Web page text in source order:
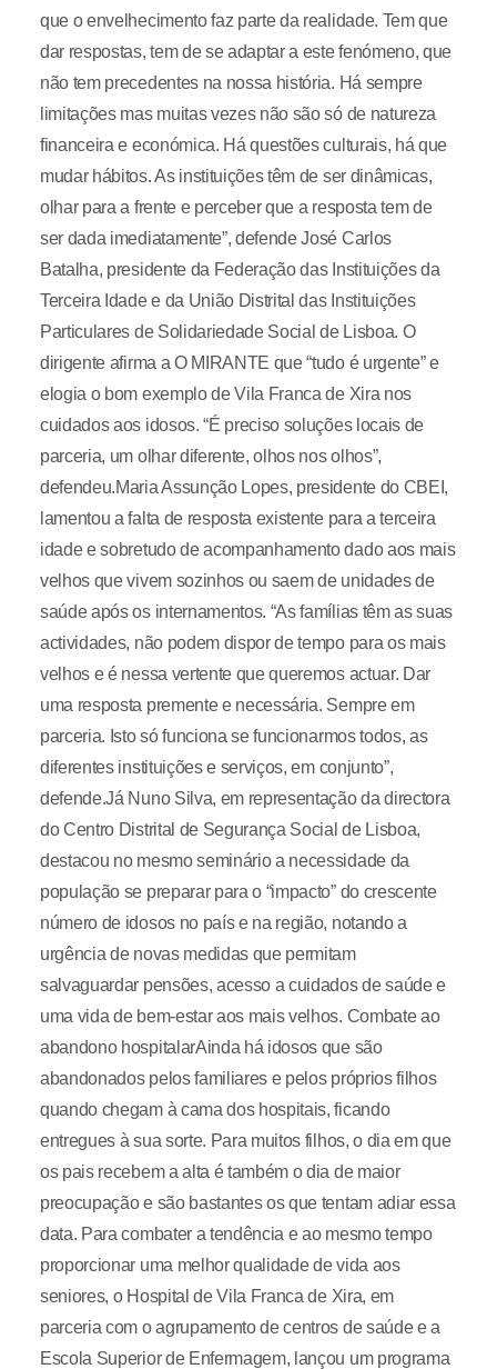
que o envelhecimento faz parte da realidade. Tem que
dar respostas, tem de se adaptar a este fenómeno, que
não tem precedentes na nossa história. Há sempre
limitações mas muitas vezes não são só de natureza
financeira e económica. Há questões culturais, há que
mudar hábitos. As instituições têm de ser dinâmicas,
olhar para a frente e perceber que a resposta tem de
ser dada imediatamente”, defende José Carlos
Batalha, presidente da Federação das Instituições da
Terceira Idade e da União Distrital das Instituições
Particulares de Solidariedade Social de Lisboa. O
dirigente afirma a O MIRANTE que “tudo é urgente” e
elogia o bom exemplo de Vila Franca de Xira nos
cuidados aos idosos. “É preciso soluções locais de
parceria, um olhar diferente, olhos nos olhos”,
defendeu.Maria Assunção Lopes, presidente do CBEI,
lamentou a falta de resposta existente para a terceira
idade e sobretudo de acompanhamento dado aos mais
velhos que vivem sozinhos ou saem de unidades de
saúde após os internamentos. “As famílias têm as suas
actividades, não podem dispor de tempo para os mais
velhos e é nessa vertente que queremos actuar. Dar
uma resposta premente e necessária. Sempre em
parceria. Isto só funciona se funcionarmos todos, as
diferentes instituições e serviços, em conjunto”,
defende.Já Nuno Silva, em representação da directora
do Centro Distrital de Segurança Social de Lisboa,
destacou no mesmo seminário a necessidade da
população se preparar para o “impacto” do crescente
número de idosos no país e na região, notando a
urgência de novas medidas que permitam
salvaguardar pensões, acesso a cuidados de saúde e
uma vida de bem-estar aos mais velhos. Combate ao
abandono hospitalarAinda há idosos que são
abandonados pelos familiares e pelos próprios filhos
quando chegam à cama dos hospitais, ficando
entregues à sua sorte. Para muitos filhos, o dia em que
os pais recebem a alta é também o dia de maior
preocupação e são bastantes os que tentam adiar essa
data. Para combater a tendência e ao mesmo tempo
proporcionar uma melhor qualidade de vida aos
seniores, o Hospital de Vila Franca de Xira, em
parceria com o agrupamento de centros de saúde e a
Escola Superior de Enfermagem, lançou um programa